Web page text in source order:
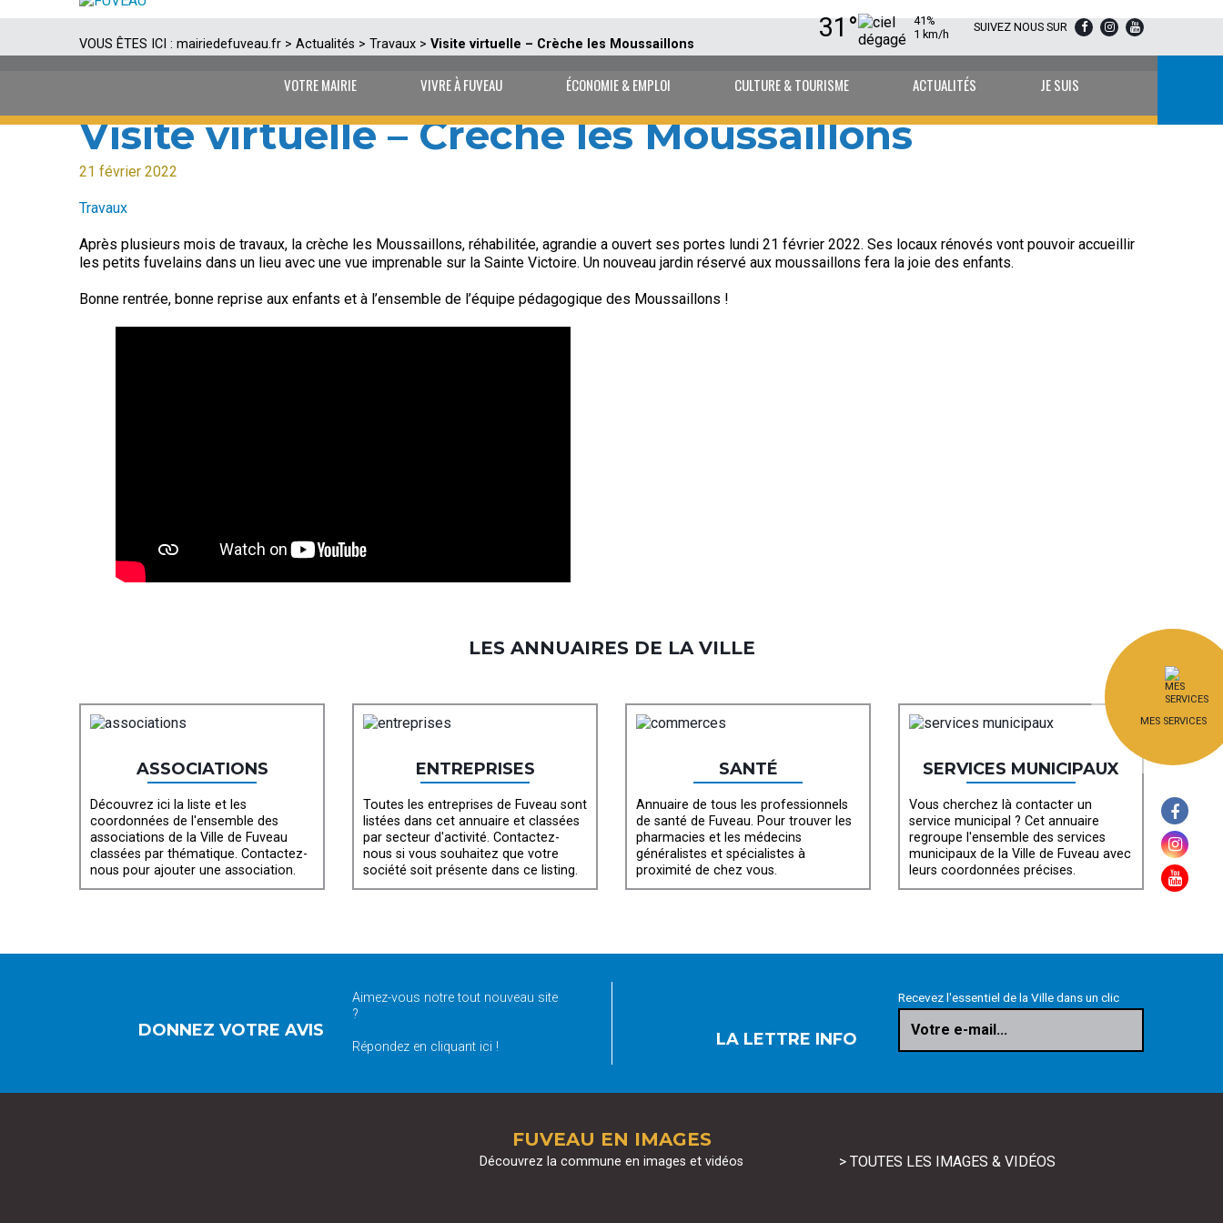
SUIVEZ NOUS SUR
31°
41%
1 km/h
VOTRE MAIRIE VIVRE À FUVEAU ÉCONOMIE & EMPLOI CULTURE & TOURISME ACTUALITÉS JE SUIS
MES SERVICES
VOUS ÊTES ICI : mairiedefuveau.fr > Actualités > Travaux > Visite virtuelle – Crèche les Moussaillons
Visite virtuelle – Crèche les Moussaillons
21 février 2022
Travaux
Après plusieurs mois de travaux, la crèche les Moussaillons, réhabilitée, agrandie a ouvert ses portes lundi 21 février 2022. Ses locaux rénovés vont pouvoir accueillir
les petits fuvelains dans un lieu avec une vue imprenable sur la Sainte Victoire. Un nouveau jardin réservé aux moussaillons fera la joie des enfants.
Bonne rentrée, bonne reprise aux enfants et à l’ensemble de l’équipe pédagogique des Moussaillons !
LES ANNUAIRES DE LA VILLE
ASSOCIATIONS
Découvrez ici la liste et les
coordonnées de l'ensemble des
associations de la Ville de Fuveau
classées par thématique. Contactez-
nous pour ajouter une association.
ENTREPRISES
Toutes les entreprises de Fuveau sont
listées dans cet annuaire et classées
par secteur d'activité. Contactez-
nous si vous souhaitez que votre
société soit présente dans ce listing.
SANTÉ
Annuaire de tous les professionnels
de santé de Fuveau. Pour trouver les
pharmacies et les médecins
généralistes et spécialistes à
proximité de chez vous.
SERVICES MUNICIPAUX
Vous cherchez là contacter un
service municipal ? Cet annuaire
regroupe l'ensemble des services
municipaux de la Ville de Fuveau avec
leurs coordonnées précises.
DONNEZ VOTRE AVIS
Aimez-vous notre tout nouveau site
?
Répondez en cliquant ici ! LA LETTRE INFO
Recevez l'essentiel de la Ville dans un clic
Votre e-mail...
FUVEAU EN IMAGES
Découvrez la commune en images et vidéos > TOUTES LES IMAGES & VIDÉOS